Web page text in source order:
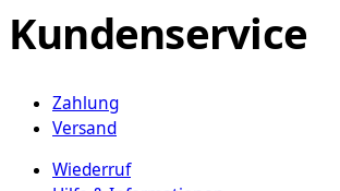
der
Produktseite
Kundenservice
Zahlung
Versand
Wiederruf